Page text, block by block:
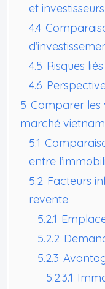
et
4.4
4.5 Risques
4.6
5 Comparer les
marché
5.1
entre
5.2 Facteurs
revente
5.2.1
5.2.2
5.2.3
5.2.3.1